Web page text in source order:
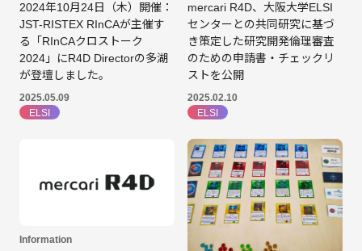
2024年10月24日（木）開催：
JST-RISTEX RInCAが主催す
る「RInCAクロストーク
2024」にR4D Directorの多湖
が登壇しました。
2025.05.09
ELSI
mercari R4D、大阪大学ELSI
センターとの共同研究に基づ
き策定した研究開発倫理審査
のための申請書・チェックリ
ストを公開
2025.02.10
ELSI
Information